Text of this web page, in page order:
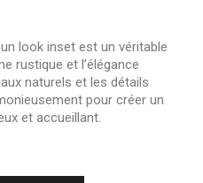
look inset est un véritable
rustique et l’élégance
naturels et les détails
pour créer un
et accueillant.